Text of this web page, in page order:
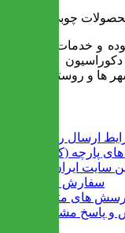
چوبی ایران میز
خود را از سال 88 آغاز نموده و خدمات آن عبارت
و ارسال به
ها و روستاهای کشور
ارسال رایگان
پارچه (کالیته)
سایت ایران میز
سفارش عمده
های متداول
پاسخ مشتریان